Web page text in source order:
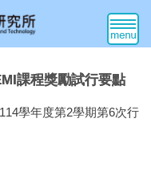
課程獎勵試行要點
學年度第2學期第6次行